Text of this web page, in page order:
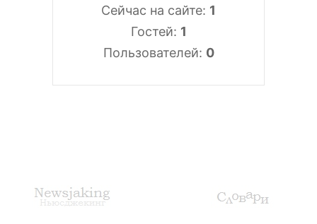
Сейчас на сайте: 1
Гостей: 1
Пользователей: 0